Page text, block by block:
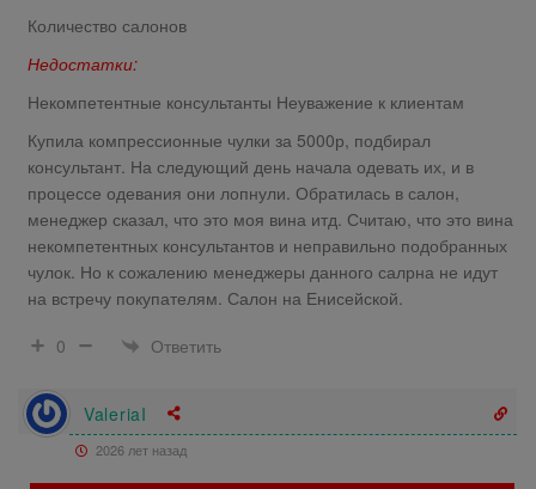
Количество салонов
Недостатки:
Некомпетентные консультанты Неуважение к клиентам
Купила компрессионные чулки за 5000р, подбирал
консультант. На следующий день начала одевать их, и в
процессе одевания они лопнули. Обратилась в салон,
менеджер сказал, что это моя вина итд. Считаю, что это вина
некомпетентных консультантов и неправильно подобранных
чулок. Но к сожалению менеджеры данного салрна не идут
на встречу покупателям. Салон на Енисейской.
0
Ответить
ValeriaI
2026 лет назад